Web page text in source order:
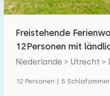
Freistehende
12Personen mit
Utrechtse Heuvelrug
Niederlande > Utrecht >
12 Personen | 5